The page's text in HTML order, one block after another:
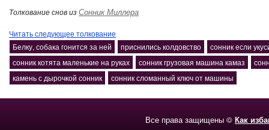
Толкование снов изСонник Миллера
Читать следующее толкование
Белку, собака гонится за ней
приснились колдовство
сонник если
сонник котята маленькие на руках
сонник грузовая машина камаз
камень с дырочкой сонник
сонник сломанный ключ от машины
Все права защищены © Как